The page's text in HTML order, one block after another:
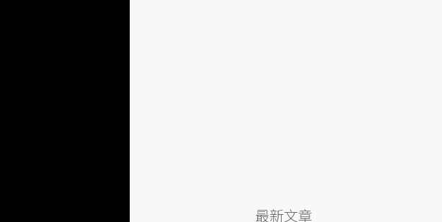
最新文章